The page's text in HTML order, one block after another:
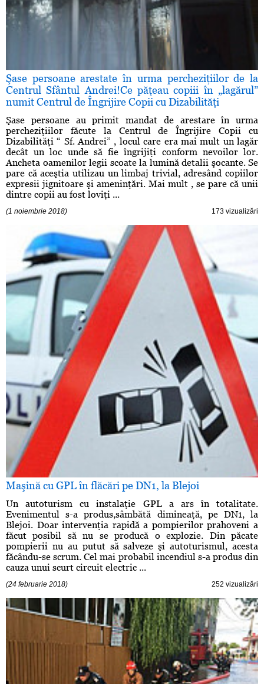
Şase persoane arestate în urma percheziţiilor de la
Centrul Sfântul Andrei!Ce păţeau copiii în „lagărul”
numit Centrul de Îngrijire Copii cu Dizabilităţi
Şase persoane au primit mandat de arestare în urma
percheziţiilor făcute la Centrul de Îngrijire Copii cu
Dizabilităţi “ Sf. Andrei” , locul care era mai mult un lagăr
decât un loc unde să fie îngrijiţi conform nevoilor lor.
Ancheta oamenilor legii scoate la lumină detalii şocante. Se
pare că aceştia utilizau un limbaj trivial, adresând copiilor
expresii jignitoare şi ameninţări. Mai mult , se pare că unii
dintre copii au fost loviţi ...
(1 noiembrie 2018) 173 vizualizări
Maşină cu GPL în flăcări pe DN1, la Blejoi
Un autoturism cu instalaţie GPL a ars în totalitate.
Evenimentul s-a produs,sâmbătă dimineaţă, pe DN1, la
Blejoi. Doar intervenţia rapidă a pompierilor prahoveni a
făcut posibil să nu se producă o explozie. Din păcate
pompierii nu au putut să salveze şi autoturismul, acesta
făcându-se scrum. Cel mai probabil incendiul s-a produs din
cauza unui scurt circuit electric ...
(24 februarie 2018) 252 vizualizări